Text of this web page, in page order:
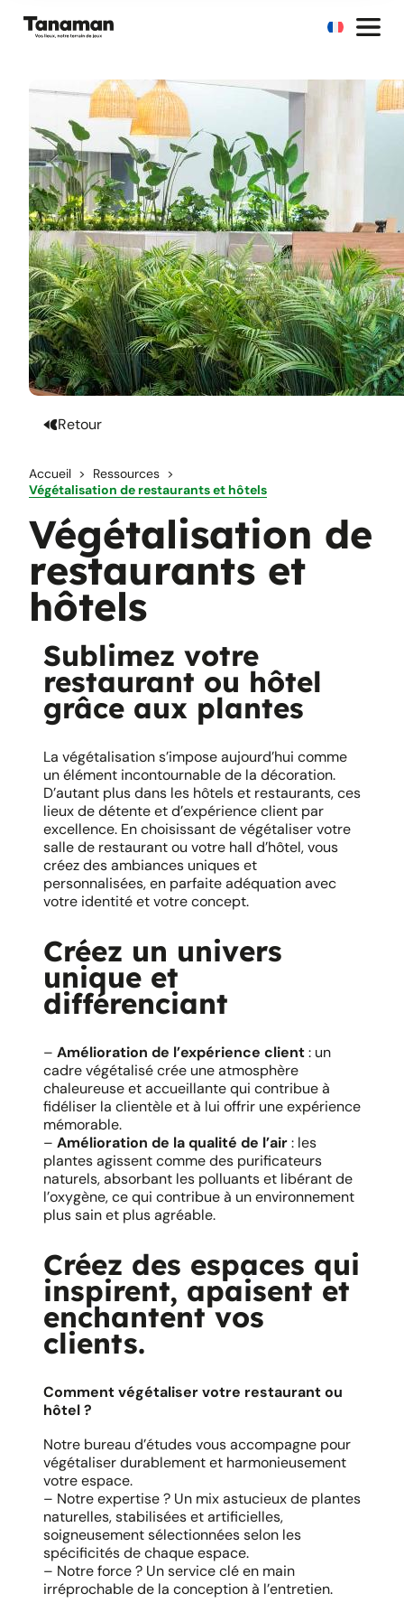
Retour
Accueil
Ressources
Végétalisation de restaurants et hôtels
Végétalisation de
restaurants et
hôtels
Sublimez votre
restaurant ou hôtel
grâce aux plantes
La végétalisation s’impose aujourd’hui comme
un élément incontournable de la décoration.
D’autant plus dans les hôtels et restaurants, ces
lieux de détente et d’expérience client par
excellence. En choisissant de végétaliser votre
salle de restaurant ou votre hall d’hôtel, vous
créez des ambiances uniques et
personnalisées, en parfaite adéquation avec
votre identité et votre concept.
Créez un univers
unique et
différenciant
– Amélioration de l’expérience client: un
cadre végétalisé crée une atmosphère
chaleureuse et accueillante qui contribue à
fidéliser la clientèle et à lui offrir une expérience
mémorable.
– Amélioration de la qualité de l’air: les
plantes agissent comme des purificateurs
naturels, absorbant les polluants et libérant de
l’oxygène, ce qui contribue à un environnement
plus sain et plus agréable.
Créez des espaces qui
inspirent, apaisent et
enchantent vos
clients.
Comment végétaliser votre restaurant ou
hôtel ?
Notre bureau d’études vous accompagne pour
végétaliser durablement et harmonieusement
votre espace.
– Notre expertise ? Un mix astucieux de plantes
naturelles, stabilisées et artificielles,
soigneusement sélectionnées selon les
spécificités de chaque espace.
– Notre force ? Un service clé en main
irréprochable de la conception à l’entretien.